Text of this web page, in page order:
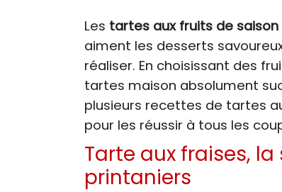
Les tartes aux fruits de saison
aiment les desserts
réaliser. En choisissant des
tartes maison absolument
plusieurs recettes de tartes
pour les réussir à tous les
Tarte aux fraises,
printaniers